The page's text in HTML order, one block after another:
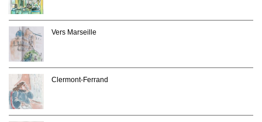
Vers Marseille
Clermont-Ferrand